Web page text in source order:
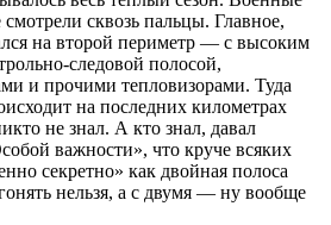
смотрели сквозь пальцы. Главное,
на второй периметр — с высоким
следовой полосой,
и прочими тепловизорами. Туда
на последних километрах
не знал. А кто знал, давал
важности», что круче всяких
секретно» как двойная полоса
нельзя, а с двумя — ну вообще